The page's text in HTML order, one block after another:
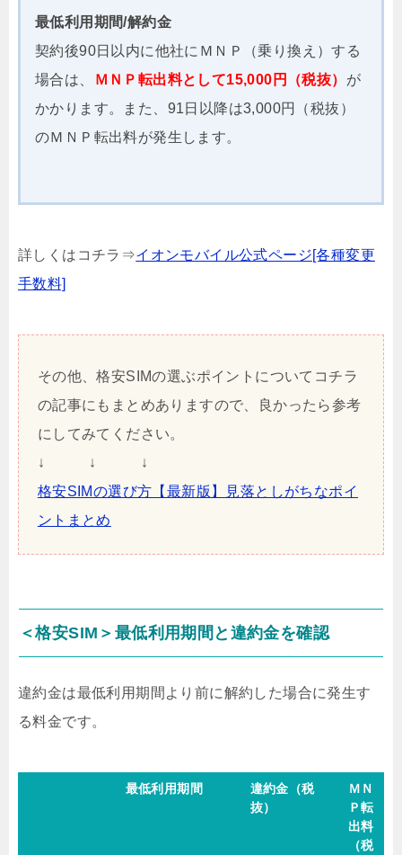
最低利用期間/解約金
契約後90日以内に他社にＭＮＰ（乗り換え）する
場合は、
ＭＮＰ転出料として15,000円（税抜） が
かかります。また、91日以降は3,000円（税抜）
のＭＮＰ転出料が発生します。
詳しくはコチラ⇒イオンモバイル公式ページ[各種変更
手数料]
その他、格安SIMの選ぶポイントについてコチラ
の記事にもまとめありますので、良かったら参考
にしてみてください。
↓ ↓ ↓
格安SIMの選び方【最新版】見落としがちなポイ
ントまとめ
＜格安SIM＞最低利用期間と違約金を確認
違約金は最低利用期間より前に解約した場合に発生す
る料金です。
最低利用期間
違約金（税
抜）
ＭＮ
Ｐ転
出料
（税